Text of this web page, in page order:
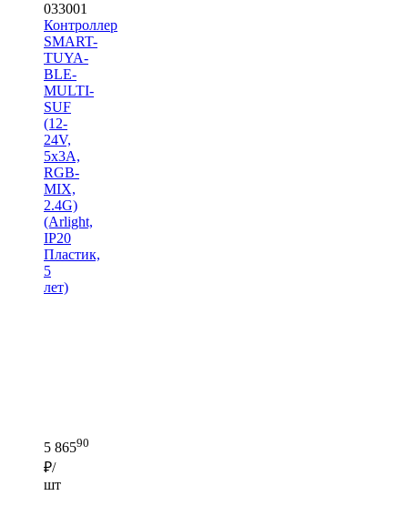
033001
Контроллер
SMART-
TUYA-
BLE-
MULTI-
SUF
(12-
24V,
5x3A,
RGB-
MIX,
2.4G)
(Arlight,
IP20
Пластик,
5
лет)
5 86590
₽/
шт